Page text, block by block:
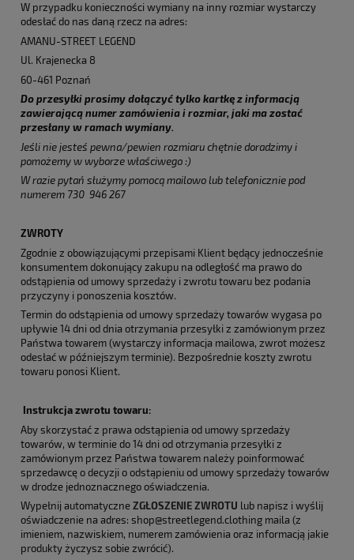
W przypadku konieczności wymiany na inny rozmiar wystarczy
odesłać do nas daną rzecz na adres:
AMANU-STREET LEGEND
Ul. Krajenecka 8
60-461 Poznań
Do przesyłki prosimy dołączyć tylko kartkę z informacją
zawierającą numer zamówienia i rozmiar, jaki ma zostać
przesłany w ramach wymiany.
Jeśli nie jesteś pewna/pewien rozmiaru chętnie doradzimy i
pomożemy w wyborze właściwego :)
W razie pytań służymy pomocą mailowo lub telefonicznie pod
numerem 730 946 267
ZWROTY
Zgodnie z obowiązującymi przepisami Klient będący jednocześnie
konsumentem dokonujący zakupu na odległość ma prawo do
odstąpienia od umowy sprzedaży i zwrotu towaru bez podania
przyczyny i ponoszenia kosztów.
Termin do odstąpienia od umowy sprzedaży towarów wygasa po
upływie 14 dni od dnia otrzymania przesyłki z zamówionym przez
Państwa towarem (wystarczy informacja mailowa, zwrot możesz
odesłać w późniejszym terminie). Bezpośrednie koszty zwrotu
towaru ponosi Klient.
Instrukcja zwrotu towaru:
Aby skorzystać z prawa odstąpienia od umowy sprzedaży
towarów, w terminie do 14 dni od otrzymania przesyłki z
zamówionym przez Państwa towarem należy poinformować
sprzedawcę o decyzji o odstąpieniu od umowy sprzedaży towarów
w drodze jednoznacznego oświadczenia.
Wypełnij automatyczne ZGŁOSZENIE ZWROTU lub napisz i wyślij
oświadczenie na adres: shop@streetlegend.clothing maila (z
imieniem, nazwiskiem, numerem zamówienia oraz informacją jakie
produkty życzysz sobie zwrócić).